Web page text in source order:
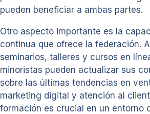
pueden beneficiar a ambas partes.
Otro aspecto importante es la
continua que ofrece la federación.
seminarios, talleres y cursos en
minoristas pueden actualizar sus
sobre las últimas tendencias en
marketing digital y atención al
formación es crucial en un entorno